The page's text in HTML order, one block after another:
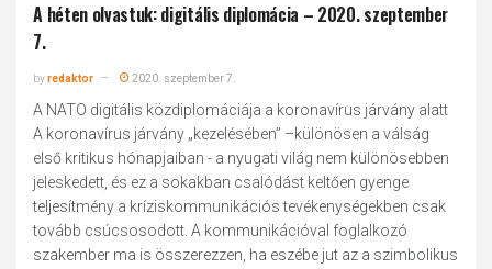
A héten olvastuk: digitális diplomácia – 2020. szeptember
7.
byredaktor 2020. szeptember 7.
A NATO digitális közdiplomáciája a koronavírus járvány alatt
A koronavírus járvány „kezelésében” –különösen a válság
első kritikus hónapjaiban - a nyugati világ nem különösebben
jeleskedett, és ez a sokakban csalódást keltően gyenge
teljesítmény a kríziskommunikációs tevékenységekben csak
tovább csúcsosodott. A kommunikációval foglalkozó
szakember ma is összerezzen, ha eszébe jut az a szimbolikus